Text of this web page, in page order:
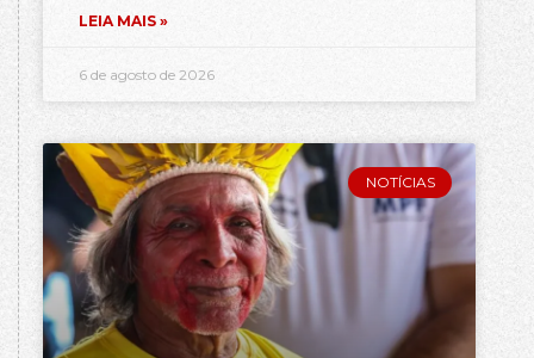
LEIA MAIS »
6 de agosto de 2026
NOTÍCIAS